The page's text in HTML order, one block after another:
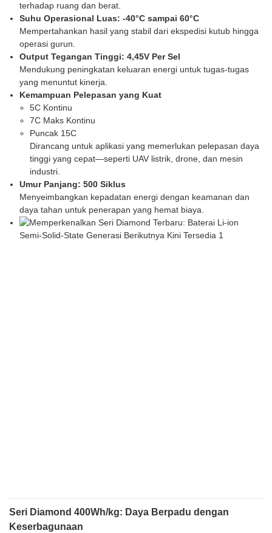
terhadap ruang dan berat.
Suhu Operasional Luas: -40°C sampai 60°C
Mempertahankan hasil yang stabil dari ekspedisi kutub hingga
operasi gurun.
Output Tegangan Tinggi: 4,45V Per Sel
Mendukung peningkatan keluaran energi untuk tugas-tugas
yang menuntut kinerja.
Kemampuan Pelepasan yang Kuat
5C Kontinu
7C Maks Kontinu
Puncak 15C
Dirancang untuk aplikasi yang memerlukan pelepasan daya
tinggi yang cepat—seperti UAV listrik, drone, dan mesin
industri.
Umur Panjang: 500 Siklus
Menyeimbangkan kepadatan energi dengan keamanan dan
daya tahan untuk penerapan yang hemat biaya.
Seri Diamond 400Wh/kg: Daya Berpadu dengan
Keserbagunaan